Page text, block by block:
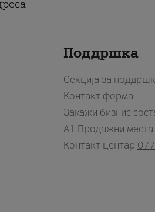
Поддршка
Секција за
Контакт форма
Закажи бизнис
A1 Продажни места
Контакт центар